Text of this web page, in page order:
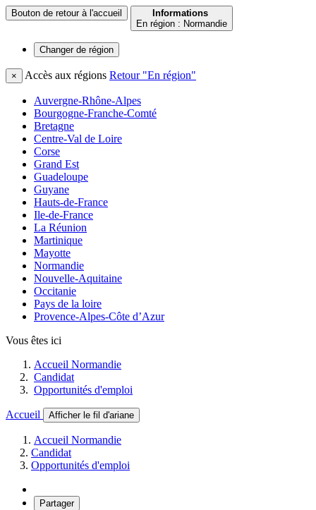
Bouton de retour à l'accueil
Informations
En région : Normandie
Changer de région
× Accès aux régions Retour "En région"
Auvergne-Rhône-Alpes
Bourgogne-Franche-Comté
Bretagne
Centre-Val de Loire
Corse
Grand Est
Guadeloupe
Guyane
Hauts-de-France
Ile-de-France
La Réunion
Martinique
Mayotte
Normandie
Nouvelle-Aquitaine
Occitanie
Pays de la loire
Provence-Alpes-Côte d’Azur
Vous êtes ici
Accueil Normandie
Candidat
Opportunités d'emploi
Accueil Afficher le fil d'ariane
Accueil Normandie
Candidat
Opportunités d'emploi
Partager